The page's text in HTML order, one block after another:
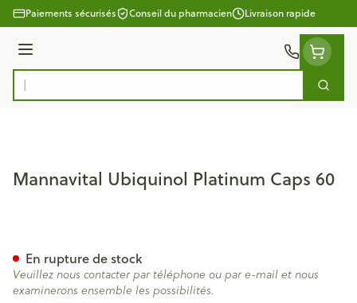
Aller au contenu
Paiements sécurisés Conseil du pharmacien Livraison rapide
Menu
Rechercher
Mannavital Ubiquinol Platinum Caps 60
En rupture de stock
Veuillez nous contacter par téléphone ou par e-mail et nous
examinerons ensemble les possibilités.